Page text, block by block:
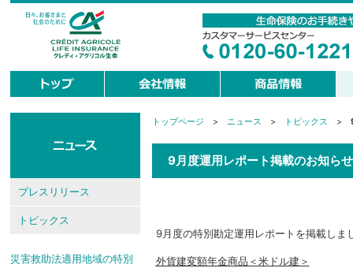
現
トップページ > ニュース > トピックス >
9月度運用レポート掲載のお知ら
9月度の特別勘定運用レポートを掲載しま
外貨建変額年金商品＜米ドル建＞
プレスリリース
トピックス
災害救助法適用地域の特別